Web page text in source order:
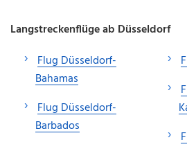
Langstreckenflüge ab Düsseldorf
Flug Düsseldorf-
Bahamas
Flug Düsseldorf-
Barbados